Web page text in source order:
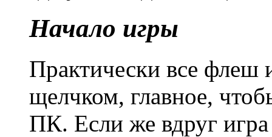
Начало игры
Практически все флеш
щелчком, главное,
ПК. Если же вдруг